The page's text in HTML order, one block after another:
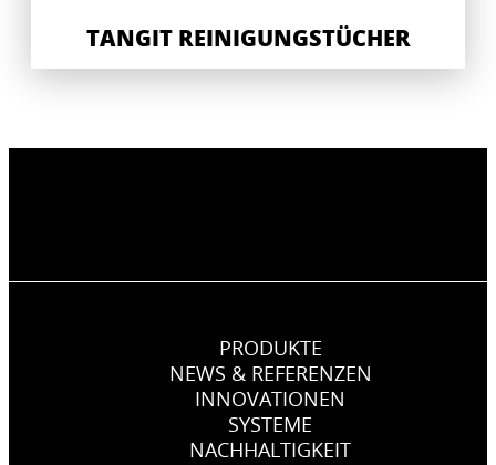
TANGIT REINIGUNGSTÜCHER
PRODUKTE
NEWS & REFERENZEN
INNOVATIONEN
SYSTEME
NACHHALTIGKEIT